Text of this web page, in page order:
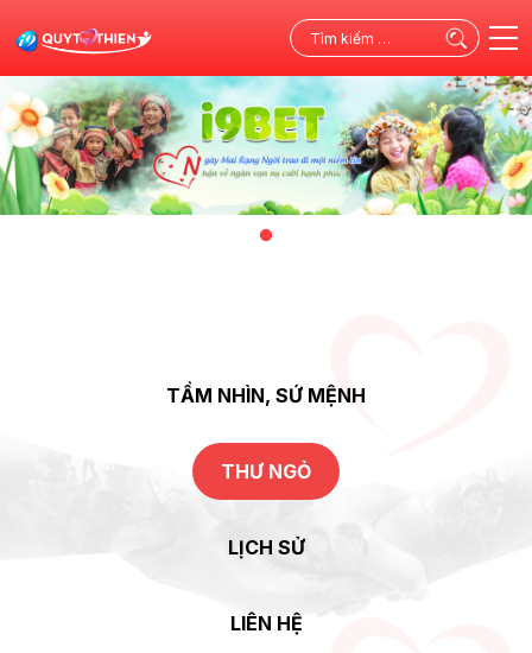
kiếm
cho:
TẦM NHÌN, SỨ MỆNH
THƯ NGỎ
LỊCH SỬ
LIÊN HỆ